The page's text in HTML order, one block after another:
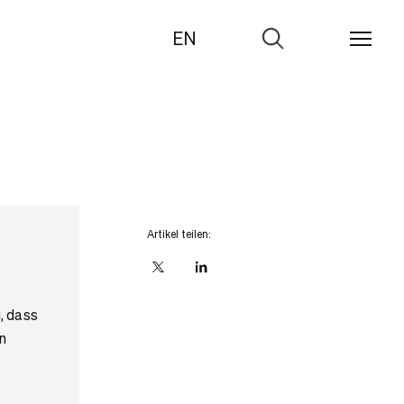
EN
Zur
dass
Artikel teilen:
X linkedIn